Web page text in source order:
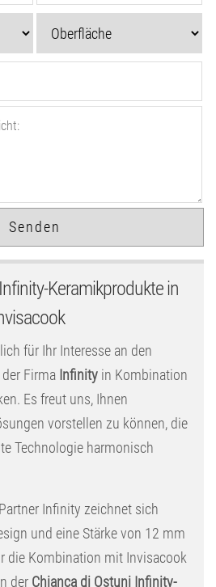
Keramikprodukte in
für Ihr Interesse an den
Firma Infinityin Kombination
Es freut uns, Ihnen
vorstellen zu können, die
Technologie harmonisch
Infinity zeichnet sich
und eine Stärke von 12 mm
die Kombination mit Invisacook
der Chianca di Ostuni Infinity-